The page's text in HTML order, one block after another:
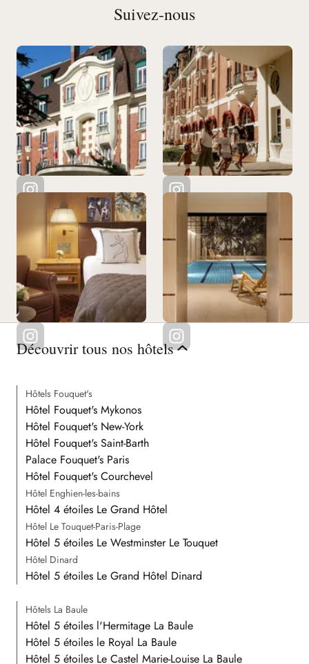
Suivez-nous
Découvrir tous nos hôtels
Hôtels Fouquet's
Hôtel Fouquet's Mykonos
Hôtel Fouquet's New-York
Hôtel Fouquet's Saint-Barth
Palace Fouquet's Paris
Hôtel Fouquet's Courchevel
Hôtel Enghien-les-bains
Hôtel 4 étoiles Le Grand Hôtel
Hôtel Le Touquet-Paris-Plage
Hôtel 5 étoiles Le Westminster Le Touquet
Hôtel Dinard
Hôtel 5 étoiles Le Grand Hôtel Dinard
Hôtels La Baule
Hôtel 5 étoiles l'Hermitage La Baule
Hôtel 5 étoiles le Royal La Baule
Hôtel 5 étoiles Le Castel Marie-Louise La Baule